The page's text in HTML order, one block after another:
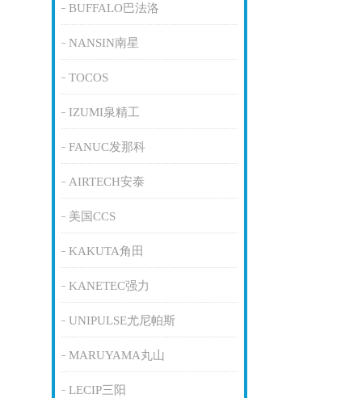
BUFFALO巴法洛
NANSIN南星
TOCOS
IZUMI泉精工
FANUC发那科
AIRTECH安泰
美国CCS
KAKUTA角田
KANETEC强力
UNIPULSE尤尼帕斯
MARUYAMA丸山
LECIP三阳